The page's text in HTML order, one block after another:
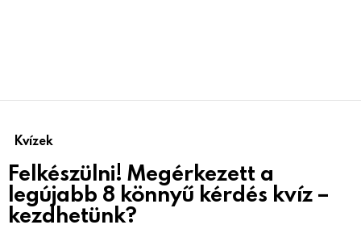
Kvízek
Felkészülni! Megérkezett a
legújabb 8 könnyű kérdés kvíz –
kezdhetünk?